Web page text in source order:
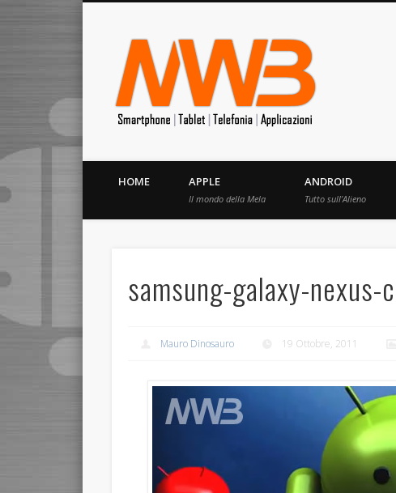
Siete appassionati di telefonia? I migliori Video, Recensioni e
HOME APPLE
Il mondo della Mela
ANDROID
Tutto sull’Alieno
samsung-galaxy-
Mauro Dinosauro 19 Ottobre, 2011